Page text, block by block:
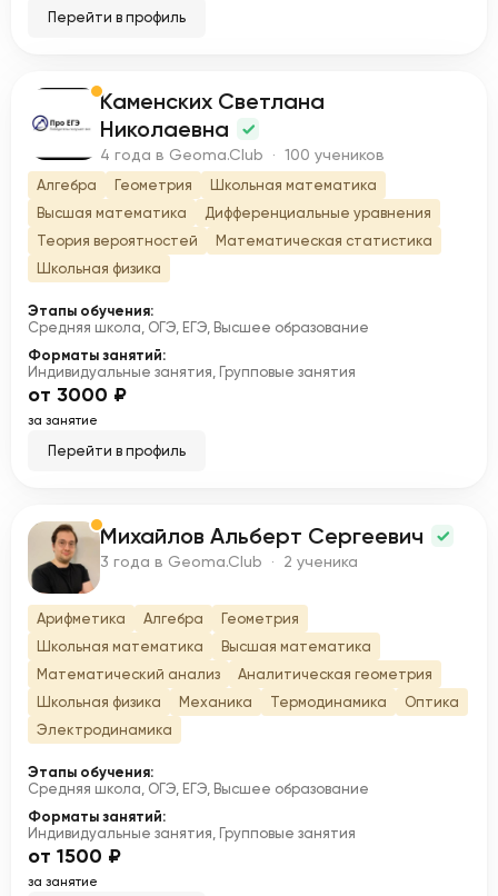
Перейти в профиль
К
Каменских Светлана
Николаевна
4 года в Geoma.Club · 100 учеников
Алгебра Геометрия
Школьная математика
Высшая математика
Дифференциальные уравнения
Теория вероятностей
Математическая статистика
Школьная физика
Этапы обучения:
Средняя школа, ОГЭ, ЕГЭ, Высшее образование
Форматы занятий:
Индивидуальные занятия, Групповые занятия
от 3000 ₽
за занятие
Перейти в профиль
М Михайлов Альберт Сергеевич
3 года в Geoma.Club · 2 ученика
Арифметика Алгебра
Геометрия
Школьная математика
Высшая математика
Математический анализ
Аналитическая геометрия
Школьная физика
Механика Термодинамика
Оптика
Электродинамика
Этапы обучения:
Средняя школа, ОГЭ, ЕГЭ, Высшее образование
Форматы занятий:
Индивидуальные занятия, Групповые занятия
от 1500 ₽
за занятие